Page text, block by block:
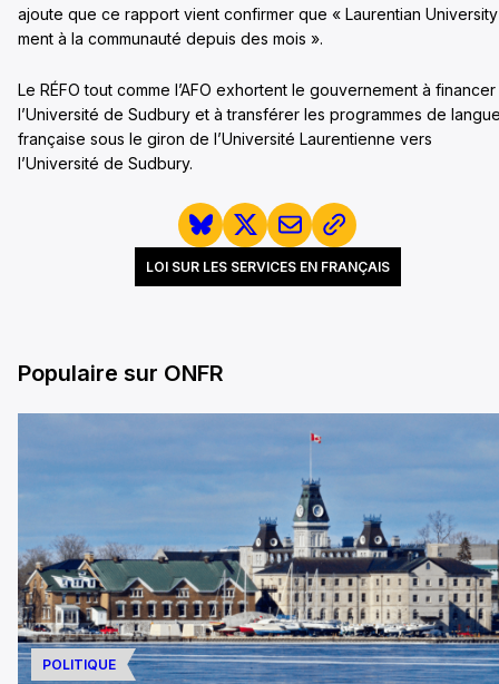
ajoute que ce rapport vient confirmer que « Laurentian University
ment à la communauté depuis des mois ».
Le RÉFO tout comme l’AFO exhortent le gouvernement à financer
l’Université de Sudbury et à transférer les programmes de
française sous le giron de l’Université Laurentienne vers
l’Université de Sudbury.
LOI SUR LES SERVICES EN FRANÇAIS
Populaire sur ONFR
POLITIQUE